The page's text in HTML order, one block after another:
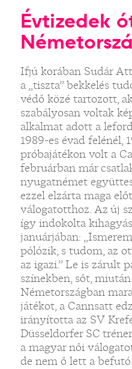
Évtizedek
Ifjú korában Sudár
a „tiszta” bekkelés
védő közé tartozott,
szabályosan voltak
alkalmat adott a
1989-es évad felénél,
próbajátékon volt a
februárban már
nyugatnémet
ezzel elzárta maga
válogatotthoz. Az új
így indokolta
januárjában:
pólózik, s tudom, az
az igazi.” Le is zárult
színekben, sőt,
Németországban
játékot, a Cannsatt
irányította az SV
Düsseldorfer SC
a magyar női
de nem ő lett a befutó.